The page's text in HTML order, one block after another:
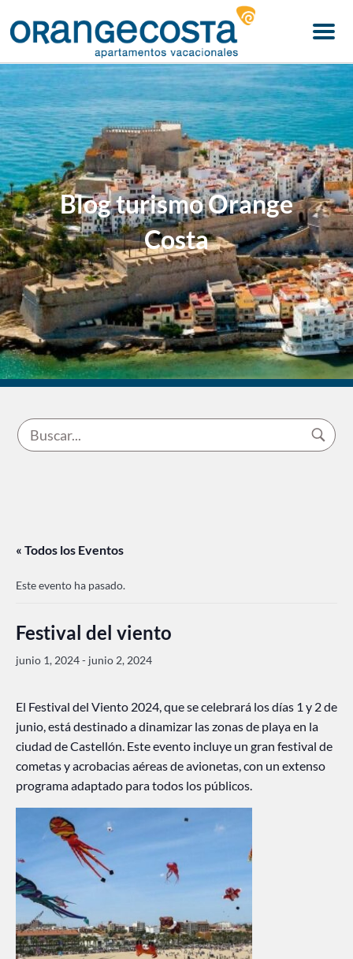
Menu
Blog turismo Orange
Costa
« Todos los Eventos
Este evento ha pasado.
Festival del viento
junio 1, 2024- junio 2, 2024
El Festival del Viento 2024, que se celebrará los días 1 y 2 de
junio, está destinado a dinamizar las zonas de playa en la
ciudad de Castellón. Este evento incluye un gran festival de
cometas y acrobacias aéreas de avionetas, con un extenso
programa adaptado para todos los públicos.